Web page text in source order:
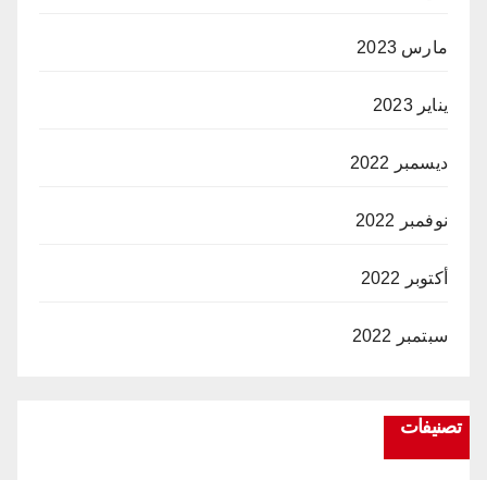
مارس 2023
يناير 2023
ديسمبر 2022
نوفمبر 2022
أكتوبر 2022
سبتمبر 2022
تصنيفات